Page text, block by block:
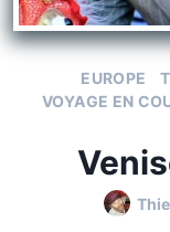
EUROPE
VOYAGE EN